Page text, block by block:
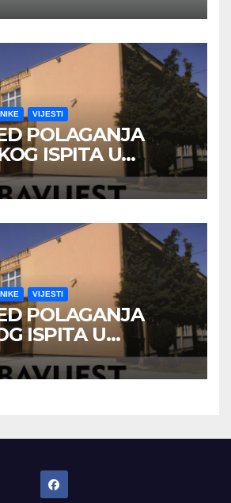
VIJESTI
POLAGANJA
ISPITA U
ISPITNOM ROKU
VIJESTI
POLAGANJA
ISPITA U
ISPITNOM ROKU